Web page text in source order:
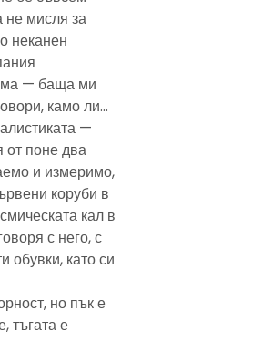
не мисля за
неканен
— баща ми
камо ли…
—
поне два
и измеримо,
коруби в
кал в
с него, с
обувки, като си
но пък е
тъгата е